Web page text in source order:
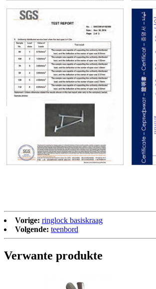
Vorige: ringlock basiskraag
Volgende: teenbord
Verwante produkte